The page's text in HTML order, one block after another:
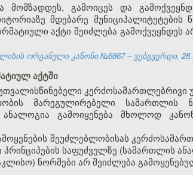
მომზადდეს, გამოიცეს და
მდებარე
აქტი შეიძლება გამოქვეყნდეს
ორგანული კანონი №6867 – ვებგვერდი,
აქტში
მარეგულირებელი სამართლის
გამოიყენება მხოლოდ
შეუძლებლობისას
საფუძველზე (სამართლის
ნორმები არ შეიძლება